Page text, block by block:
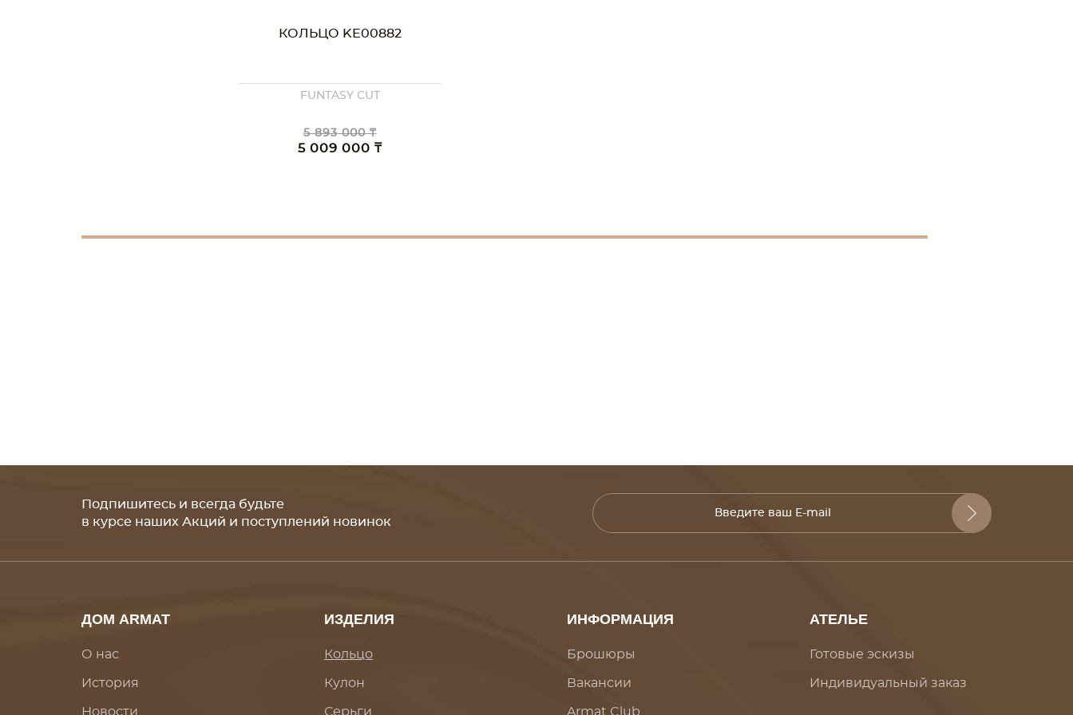
КОЛЬЦО KE00882
FUNTASY CUT
5 893 000 ₸
5 009 000 ₸
Подпишитесь и всегда будьте
в курсе наших Акций и поступлений новинок
ДОМ ARMAT
О нас
История
Новости
ИЗДЕЛИЯ
Кольцо
Кулон
Серьги
ИНФОРМАЦИЯ
Брошюры
Вакансии
Armat Club
АТЕЛЬЕ
Готовые эскизы
Индивидуальный заказ